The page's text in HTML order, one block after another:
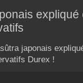
japonais
Durex !